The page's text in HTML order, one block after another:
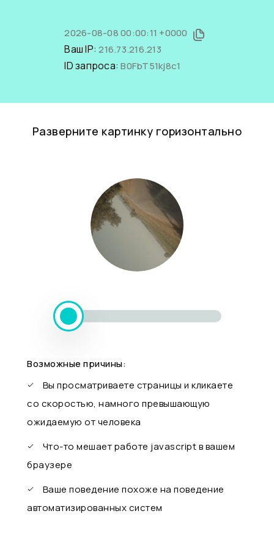
2026-08-08 00:00:11 +0000
Ваш IP:216.73.216.213
ID запроса:B0FbT51kj8c1
Разверните картинку горизонтально
Возможные причины:
Вы просматриваете страницы и кликаете
со скоростью, намного превышающую
ожидаемую от человека
Что-то мешает работе javascript в вашем
браузере
Ваше поведение похоже на поведение
автоматизированных систем